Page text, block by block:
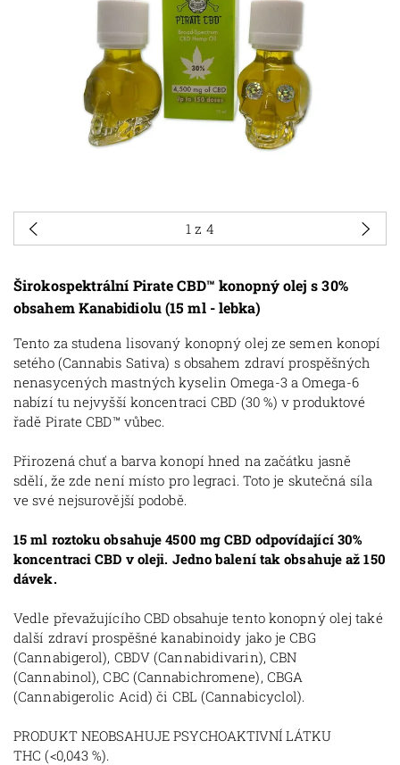
Širokospektrální Pirate CBD™ konopný olej s30%
obsahem Kanabidiolu (15 ml - lebka)
Tento za studena lisovaný konopný olej ze semen konopí
setého (Cannabis Sativa) s obsahem zdraví prospěšných
nenasycených mastných kyselinOmega-3 a Omega-6
nabízí tu nejvyšší koncentraci CBD (30 %)v produktové
řadě Pirate CBD™ vůbec.
Přirozená chuť a barva konopí hned na začátku jasně
sdělí, že zde není místo pro legraci. Toto je skutečná síla
ve své nejsurovější podobě.
15 ml roztoku obsahuje 4500 mg CBD odpovídající 30%
koncentraci CBD v oleji. Jedno balení tak obsahuje až 150
dávek.
Vedle převažujícího CBD obsahuje tento konopný olej také
další zdraví prospěšné kanabinoidy jako je CBG
(Cannabigerol), CBDV (Cannabidivarin), CBN
(Cannabinol),CBC (Cannabichromene), CBGA
(Cannabigerolic Acid) či CBL (Cannabicyclol).
PRODUKT NEOBSAHUJE PSYCHOAKTIVNÍ LÁTKU
THC(<0,043 %).
1 z 4